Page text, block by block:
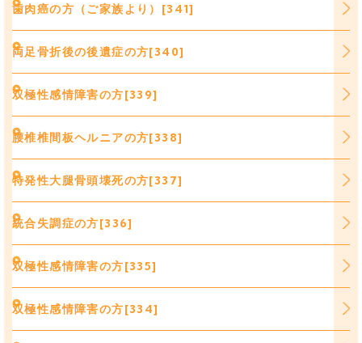
歯肉癌の方（ご家族より）[341]
両足骨折後の後遺症の方[340]
双極性感情障害の方[339]
腰椎椎間板ヘルニアの方[338]
特発性大腿骨頭壊死の方[337]
統合失調症の方[336]
双極性感情障害の方[335]
双極性感情障害の方[334]